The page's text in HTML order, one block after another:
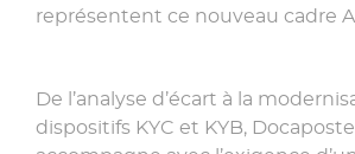
représentent ce nouveau cadre
De l’analyse d’écart à la
dispositifs KYC et KYB,